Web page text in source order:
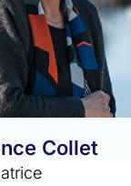
Collet